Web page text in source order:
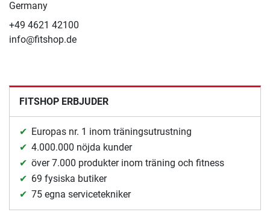
Germany
+49 4621 42100
info@fitshop.de
FITSHOP ERBJUDER
Europas nr. 1 inom träningsutrustning
4.000.000 nöjda kunder
över 7.000 produkter inom träning och fitness
69 fysiska butiker
75 egna servicetekniker